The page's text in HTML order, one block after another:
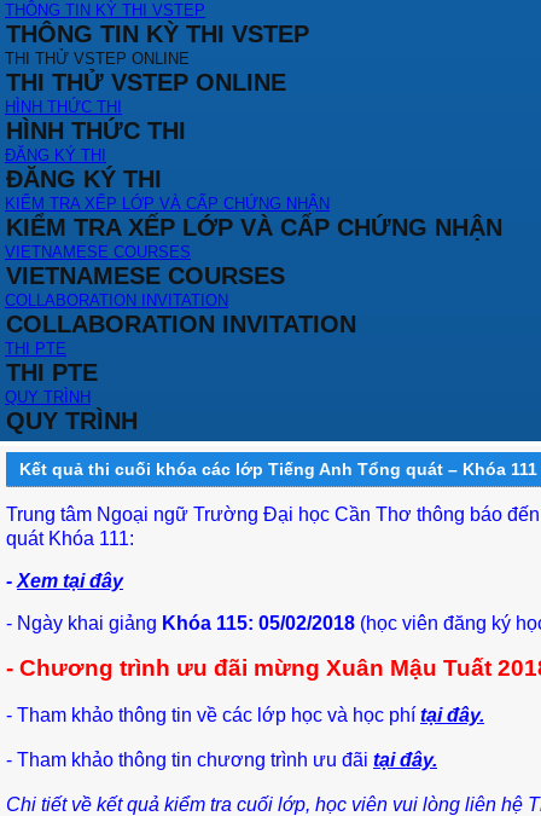
THÔNG TIN KỲ THI VSTEP
THÔNG TIN KỲ THI VSTEP
THI THỬ VSTEP ONLINE
THI THỬ VSTEP ONLINE
HÌNH THỨC THI
HÌNH THỨC THI
ĐĂNG KÝ THI
ĐĂNG KÝ THI
KIỂM TRA XẾP LỚP VÀ CẤP CHỨNG NHẬN
KIỂM TRA XẾP LỚP VÀ CẤP CHỨNG NHẬN
VIETNAMESE COURSES
VIETNAMESE COURSES
COLLABORATION INVITATION
COLLABORATION INVITATION
THI PTE
THI PTE
QUY TRÌNH
QUY TRÌNH
Kết quả thi cuối khóa các lớp Tiếng Anh Tổng quát – Khóa 111
Trung tâm Ngoại ngữ Trường Đại học Cần Thơ thông báo
quát Khóa 111:
- Xem tại đây
- Ngày khai giảng Khóa 115: 05/02/2018 (học viên đăng ký
- Chương trình ưu đãi mừng Xuân Mậu Tuất
- Tham khảo thông tin về các lớp học và học phí tại đây.
- Tham khảo thông tin chương trình ưu đãi tại đây.
Chi tiết về kết quả kiểm tra cuối lớp, học viên vui lòng liên hệ